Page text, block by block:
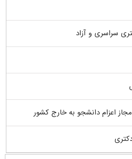
سراسری و آزاد
اعزام دانشجو به خارج کشور